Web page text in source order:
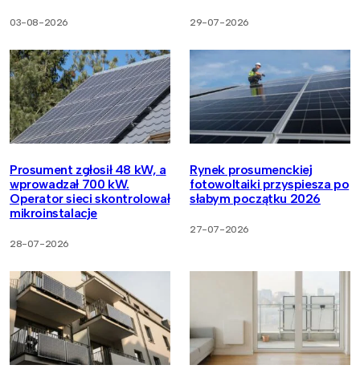
03-08-2026 29-07-2026
Prosument zgłosił 48 kW, a
wprowadzał 700 kW.
Operator sieci skontrolował
mikroinstalacje
28-07-2026
Rynek prosumenckiej
fotowoltaiki przyspiesza po
słabym początku 2026
27-07-2026